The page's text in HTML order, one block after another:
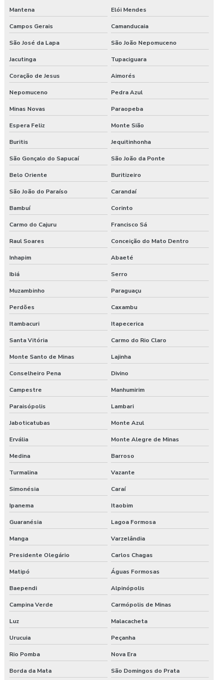
Programa pgr
Programa de prevenção de riscos ergonômicos
Programas de segurança do trabalho na construção civil
Proposta de consultoria segurança do trabalho
Segurança e medicina do trabalho
Serviço de higiene e segurança no trabalho
Serviço de segurança do trabalho
Serviços de consultoria em segurança do trabalho
Treinamento de epi nr 6
Treinamento de ergonomia
Treinamento de integração nr 31
Treinamento nr 31
Treinamento nr 5
Treinamento online nr 10 Segurança Eletricidade
Treinamento online nr 12 Máquinas e Equipamentos
Treinamento online nr 33 Espaço Confinado
Treinamento online nr 35 Segurança Trabalho em Altura
Treinamento saúde e segurança do trabalho
Treinamento segurança do trabalho
Treinamento de segurança do trabalho na construção civil
Valor para elaboração de pgr
Mantena Elói Mendes
Campos Gerais Camanducaia
São José da Lapa São João Nepomuceno
Jacutinga Tupaciguara
Coração de Jesus Aimorés
Nepomuceno Pedra Azul
Minas Novas Paraopeba
Espera Feliz Monte Sião
Buritis Jequitinhonha
São Gonçalo do Sapucaí São João da Ponte
Belo Oriente Buritizeiro
São João do Paraíso Carandaí
Bambuí Corinto
Carmo do Cajuru Francisco Sá
Raul Soares Conceição do Mato Dentro
Inhapim Abaeté
Ibiá Serro
Muzambinho Paraguaçu
Perdões Caxambu
Itambacuri Itapecerica
Santa Vitória Carmo do Rio Claro
Monte Santo de Minas Lajinha
Conselheiro Pena Divino
Campestre Manhumirim
Paraisópolis Lambari
Jaboticatubas Monte Azul
Ervália Monte Alegre de Minas
Medina Barroso
Turmalina Vazante
Simonésia Caraí
Ipanema Itaobim
Guaranésia Lagoa Formosa
Manga Varzelândia
Presidente Olegário Carlos Chagas
Matipó Águas Formosas
Baependi Alpinópolis
Campina Verde Carmópolis de Minas
Luz Malacacheta
Urucuia Peçanha
Rio Pomba Nova Era
Borda da Mata São Domingos do Prata